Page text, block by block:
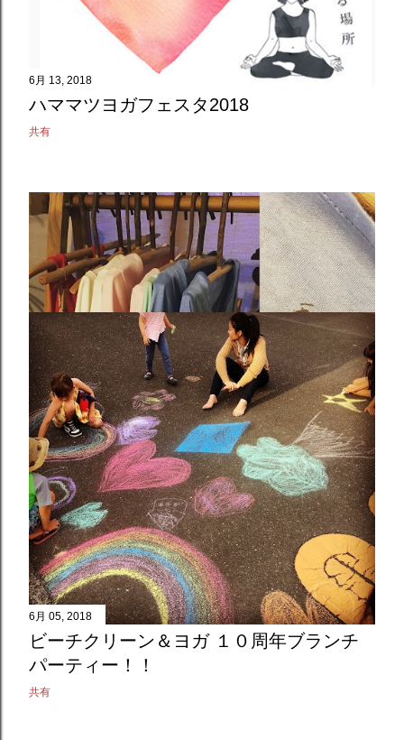
6月 13, 2018
ハママツヨガフェスタ2018
共有
6月 08, 2018
七分袖Tシャツできました
共有
6月 05, 2018
ビーチクリーン＆ヨガ １０周年ブランチ
パーティー！！
共有